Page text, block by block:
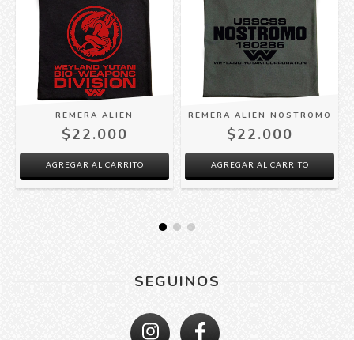
REMERA ALIEN
$22.000
AGREGAR AL CARRITO
REMERA ALIEN NOSTROMO
$22.000
AGREGAR AL CARRITO
SEGUINOS